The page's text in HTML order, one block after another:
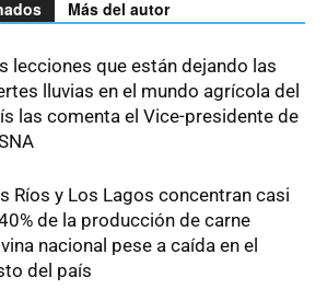
Más del autor
lecciones que están dejando las
lluvias en el mundo agrícola del
las comenta el Vice-presidente de
Ríos y Los Lagos concentran casi
de la producción de carne
nacional pese a caída en el
del país